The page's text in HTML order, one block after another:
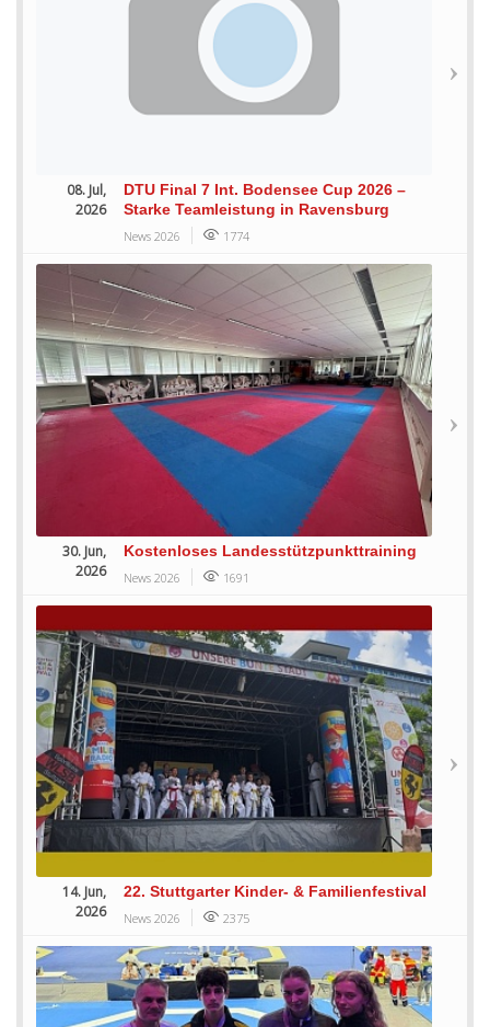
08. Jul,
2026
DTU Final 7 Int. Bodensee Cup 2026 –
Starke Teamleistung in Ravensburg
News 2026 1774
30. Jun,
2026
Kostenloses Landesstützpunkttraining
News 2026 1691
14. Jun,
2026
22. Stuttgarter Kinder- & Familienfestival
News 2026 2375